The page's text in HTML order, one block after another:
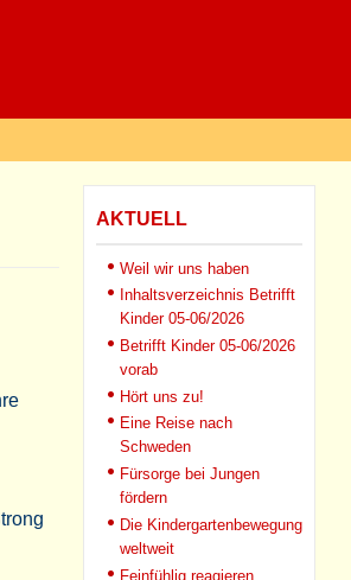
AKTUELL
Weil wir uns haben
Inhaltsverzeichnis Betrifft
Kinder 05-06/2026
Betrifft Kinder 05-06/2026
vorab
Hört uns zu!
Eine Reise nach
Schweden
Fürsorge bei Jungen
fördern
Die Kindergartenbewegung
weltweit
Feinfühlig reagieren